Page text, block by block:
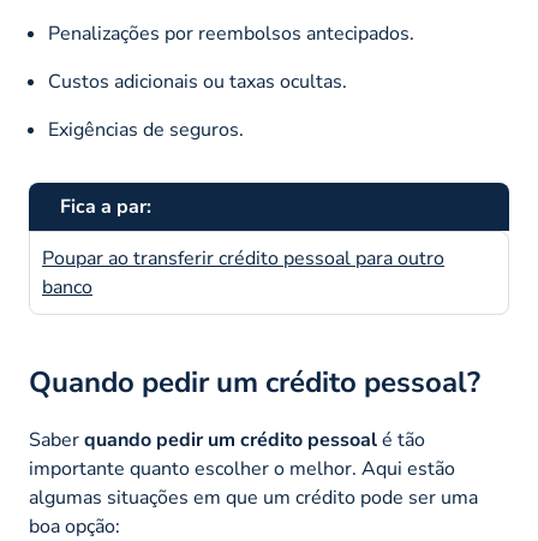
Penalizações por reembolsos antecipados.
Custos adicionais ou taxas ocultas.
Exigências de seguros.
Fica a par:
Poupar ao transferir crédito pessoal para outro
banco
Quando pedir um crédito pessoal?
Saberquando pedir um crédito pessoalé tão
importante quanto escolher o melhor. Aqui estão
algumas situações em que um crédito pode ser uma
boa opção: